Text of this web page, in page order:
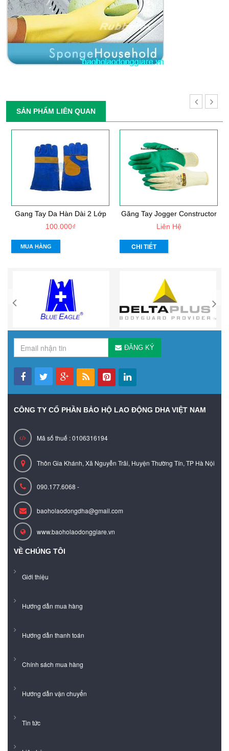
SẢN PHẨM LIÊN QUAN
Gang Tay Da Hàn Dài 2 Lớp
100.000₫
MUA HÀNG
Găng Tay Jogger Constructor
Liên Hệ
CHI TIẾT
ĐĂNG KÝ
CÔNG TY CỔ PHẦN BẢO HỘ LAO ĐỘNG DHA VIỆT NAM
Mã số thuế : 0106316194
Thôn Gia Khánh, Xã Nguyễn Trãi, Huyện Thường Tín, TP Hà Nội
090.177.6068 -
baoholaodongdha@gmail.com
www.baoholaodonggiare.vn
VỀ CHÚNG TÔI
Giới thiệu
Hướng dẫn mua hàng
Hướng dẫn thanh toán
Chính sách mua hàng
Hướng dẫn vận chuyển
Tin tức